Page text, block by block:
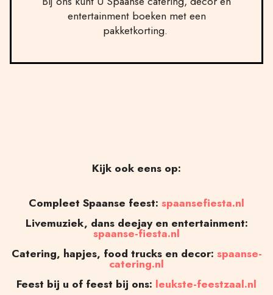
entertainment boeken met een
pakketkorting.
Kijk ook eens op:
Compleet Spaanse feest: spaansefiesta.nl
Livemuziek, dans deejay en entertainment:
spaanse-fiesta.nl
Catering, hapjes, food trucks en decor: spaanse-
catering.nl
Feest bij u of feest bij ons: leukste-feestzaal.nl